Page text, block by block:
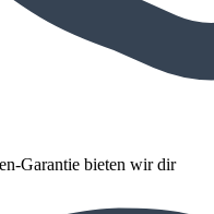
Garantie bieten wir dir